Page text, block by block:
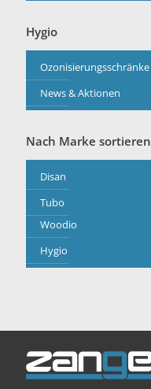
Hygio
Ozonisierungsschränke
News & Aktionen
Nach Marke sortieren
Disan
Tubo
Woodio
Hygio